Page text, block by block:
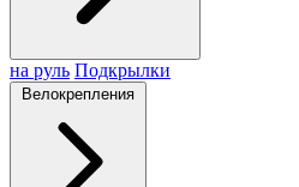
на руль Подкрылки
Велокрепления